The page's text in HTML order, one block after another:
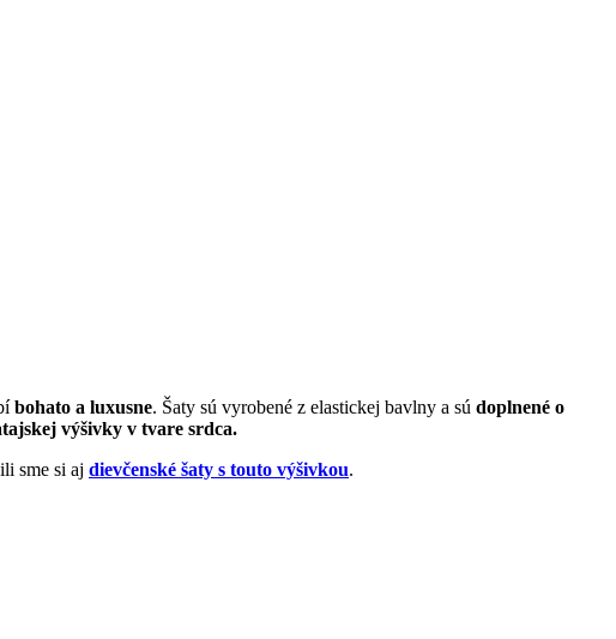
bohato a luxusne. Šaty sú vyrobené z elastickej bavlny a sú doplnené o
výšivky v tvare srdca.
sme si aj dievčenské šaty s touto výšivkou.